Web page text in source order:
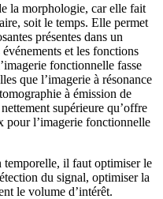
la morphologie, car elle fait
soit le temps. Elle permet
présentes dans un
et les fonctions
fonctionnelle fasse
que l’imagerie à résonance
à émission de
supérieure qu’offre
pour l’imagerie fonctionnelle
temporelle, il faut optimiser le
du signal, optimiser la
le volume d’intérêt.